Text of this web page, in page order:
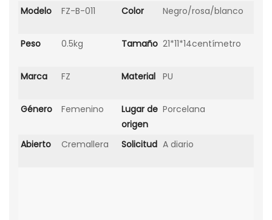
Modelo FZ-B-011 Color Negro/rosa/blanco
Peso 0.5kg Tamaño 21*11*14centímetro
Marca FZ Material PU
Género Femenino
Lugar de
origen
Porcelana
Abierto Cremallera Solicitud A diario